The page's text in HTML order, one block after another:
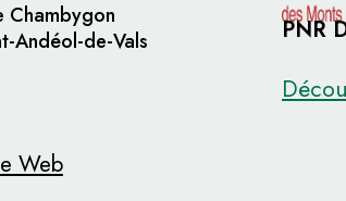
Chambygon
Andéol-de-Vals
Web
PNR